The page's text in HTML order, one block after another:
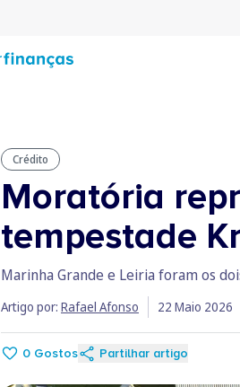
Crédito
Moratória
tempestade
Marinha Grande e Leiria foram os
Artigo por: Rafael Afonso 22 Maio 2026
0 Gostos Partilhar artigo